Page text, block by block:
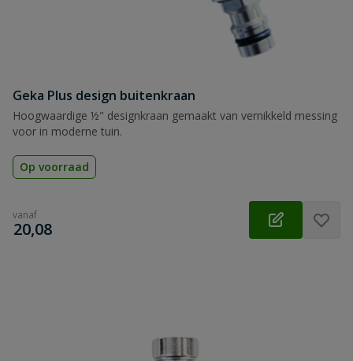
Geka Plus design buitenkraan
Hoogwaardige ½" designkraan gemaakt van vernikkeld messing
voor in moderne tuin.
Op voorraad
vanaf
€
20,08